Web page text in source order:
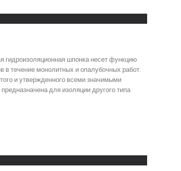
гидроизоляционная шпонка несет функцию
в течение монолитных и опалубочных работ.
и утвержденного всеми значимыми
для изоляции другого типа